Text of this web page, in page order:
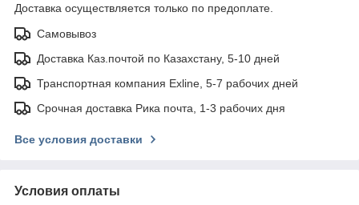
Доставка осуществляется только по предоплате.
Самовывоз
Доставка Каз.почтой по Казахстану, 5-10 дней
Транспортная компания Exline, 5-7 рабочих дней
Срочная доставка Рика почта, 1-3 рабочих дня
Все условия доставки
Условия оплаты